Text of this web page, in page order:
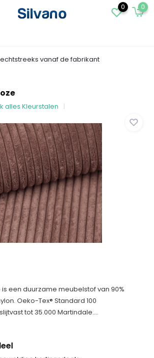
0 0
vanaf de fabrikant
alles Kleurstalen
is een duurzame meubelstof van 90%
Oeko-Tex® Standard 100
tot 35.000 Martindale....